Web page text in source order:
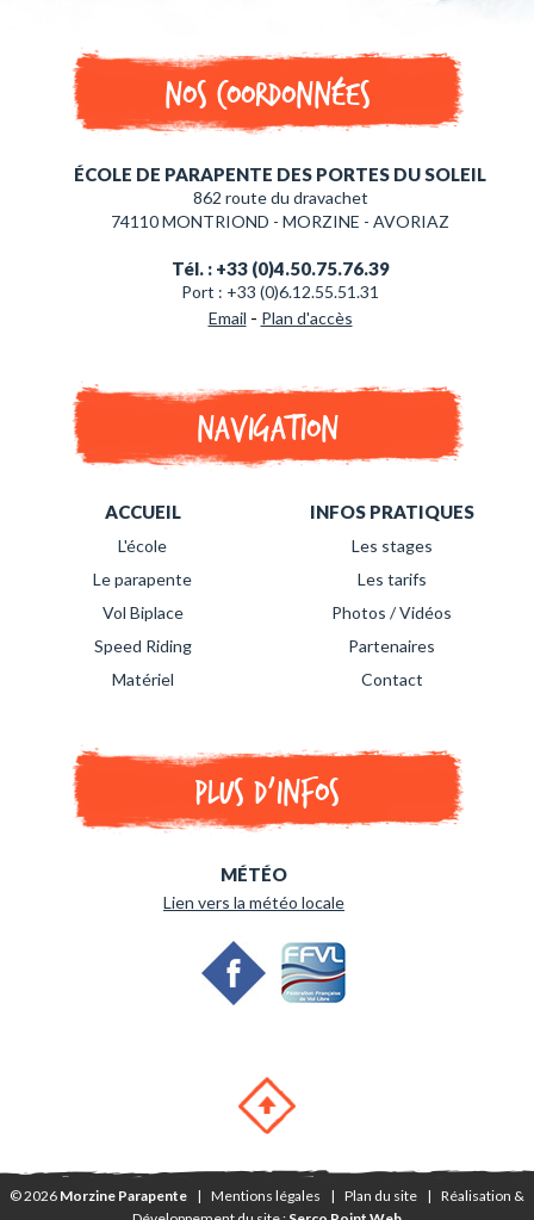
Nos coordonnées
ÉCOLE DE PARAPENTE DES PORTES DU SOLEIL
862 route du dravachet
74110 MONTRIOND - MORZINE - AVORIAZ
Tél. : +33 (0)4.50.75.76.39
Port : +33 (0)6.12.55.51.31
Email - Plan d'accès
Navigation
ACCUEIL
L'école
Le parapente
Vol Biplace
Speed Riding
Matériel
INFOS PRATIQUES
Les stages
Les tarifs
Photos / Vidéos
Partenaires
Contact
Plus d'infos
MÉTÉO
Lien vers la météo locale
© 2026 Morzine Parapente | Mentions légales | Plan du site | Réalisation &